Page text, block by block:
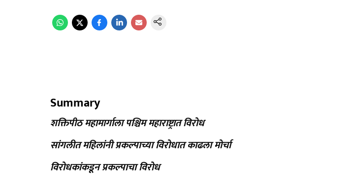
Summary
शक्तिपीठ महामार्गाला पश्चिम महाराष्ट्रात विरोध
सांगलीत महिलांनी प्रकल्पाच्या विरोधात काढला मोर्चा
विरोधकांकडून प्रकल्पाचा विरोध